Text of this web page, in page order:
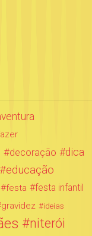
decoração dica
educação
festa festa infantil
gravidez ideias
niterói